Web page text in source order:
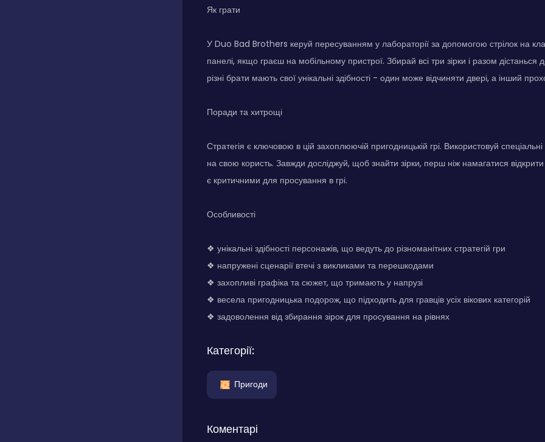
Як грати
У Duo Bad Brothers керуй пересуванням у лабораторії за допомогою стрілок на
панелі, якщо граєш на мобільному пристрої. Збирай всі три зірки і разом
різні брати мають свої унікальні здібності - один може відчиняти двері, а інший
Поради та хитрощі
Стратегія є ключовою в цій захоплюючій пригодницькій грі. Використовуй спеціальні
на свою користь. Завжди досліджуй, щоб знайти зірки, перш ніж намагатися відкрити
є критичними для просування в грі.
Особливості
❖ унікальні здібності персонажів, що ведуть до різноманітних стратегій гри
❖ напружені сценарії втечі з викликами та перешкодами
❖ захопливі графіка та сюжет, що тримають у напрузі
❖ весела пригодницька подорож, що підходить для гравців усіх вікових категорій
❖ задоволення від збирання зірок для просування на рівнях
Категорії:
Пригоди
Коментарі